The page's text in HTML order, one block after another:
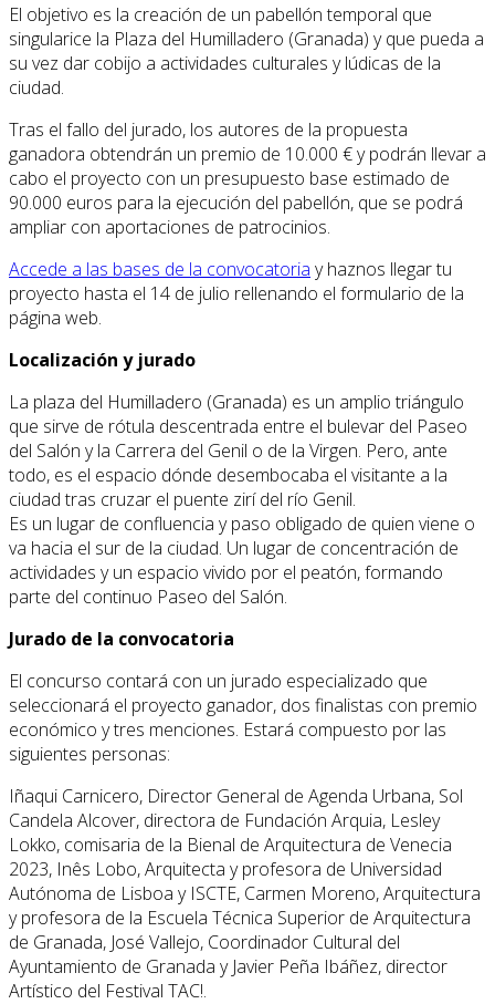
El objetivo es la creación de un pabellón temporal que
singularice la Plaza del Humilladero (Granada) y que pueda a
su vez dar cobijo a actividades culturales y lúdicas de la
ciudad.
Tras el fallo del jurado, los autores de la propuesta
ganadora obtendrán un premio de 10.000 € y podrán llevar a
cabo el proyecto con un presupuesto base estimado de
90.000 euros para la ejecución del pabellón, que se podrá
ampliar con aportaciones de patrocinios.
Accede a las bases de la convocatoria y haznos llegar tu
proyecto hasta el 14 de julio rellenando el formulario de la
página web.
Localización y jurado
La plaza del Humilladero (Granada) es un amplio triángulo
que sirve de rótula descentrada entre el bulevar del Paseo
del Salón y la Carrera del Genil o de la Virgen. Pero, ante
todo, es el espacio dónde desembocaba el visitante a la
ciudad tras cruzar el puente zirí del río Genil.
Es un lugar de confluencia y paso obligado de quien viene o
va hacia el sur de la ciudad. Un lugar de concentración de
actividades y un espacio vivido por el peatón, formando
parte del continuo Paseo del Salón.
Jurado de la convocatoria
El concurso contará con un jurado especializado que
seleccionará el proyecto ganador, dos finalistas con premio
económico y tres menciones. Estará compuesto por las
siguientes personas:
Iñaqui Carnicero, Director General de Agenda Urbana, Sol
Candela Alcover, directora de Fundación Arquia, Lesley
Lokko, comisaria de la Bienal de Arquitectura de Venecia
2023, Inês Lobo, Arquitecta y profesora de Universidad
Autónoma de Lisboa y ISCTE, Carmen Moreno, Arquitectura
y profesora de la Escuela Técnica Superior de Arquitectura
de Granada, José Vallejo, Coordinador Cultural del
Ayuntamiento de Granada y Javier Peña Ibáñez, director
Artístico del Festival TAC!.